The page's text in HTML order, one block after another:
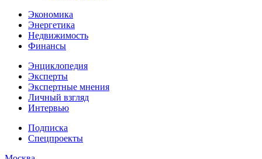
Экономика
Энергетика
Недвижимость
Финансы
Энциклопедия
Эксперты
Экспертные мнения
Личный взгляд
Интервью
Подписка
Спецпроекты